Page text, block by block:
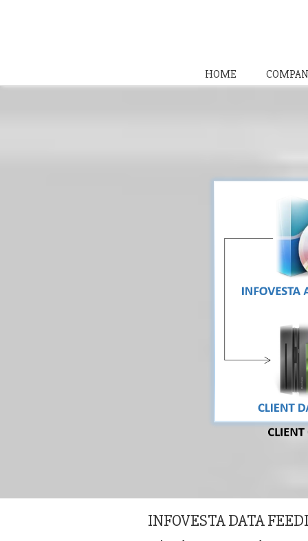
HOME
INFOVESTA DATA